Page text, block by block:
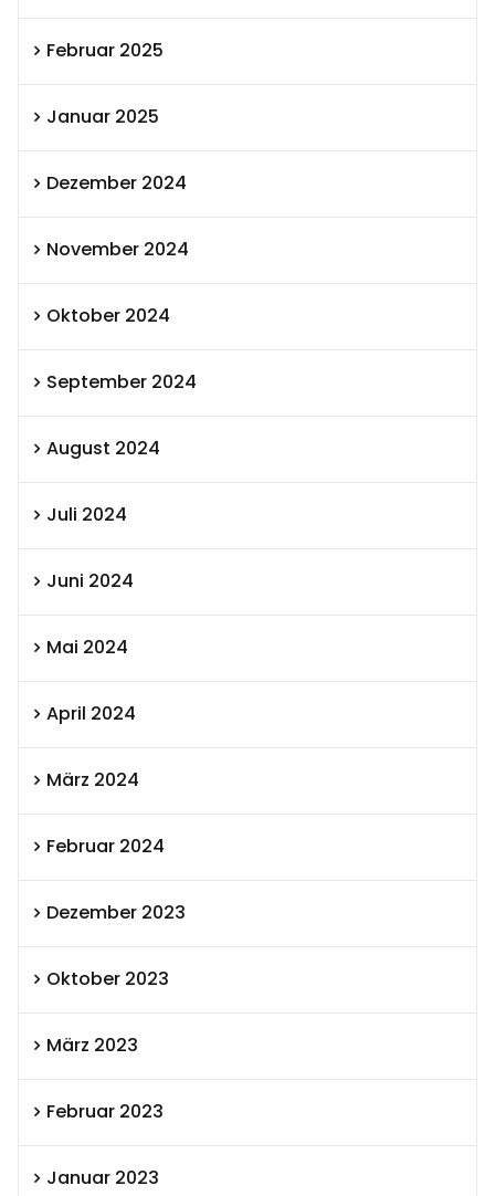
Februar 2025
Januar 2025
Dezember 2024
November 2024
Oktober 2024
September 2024
August 2024
Juli 2024
Juni 2024
Mai 2024
April 2024
März 2024
Februar 2024
Dezember 2023
Oktober 2023
März 2023
Februar 2023
Januar 2023